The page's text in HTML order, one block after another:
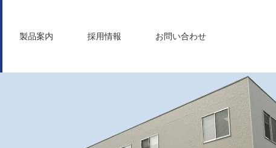
製品案内 採用情報 お問い合わせ